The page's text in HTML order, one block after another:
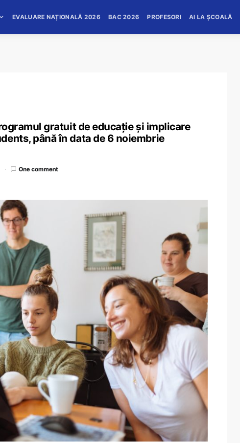
EVALUARE NAȚIONALĂ 2026 BAC 2026 PROFESORI AI LA ȘCOALĂ
gratuit de educație și implicare
până în data de 6 noiembrie
One comment